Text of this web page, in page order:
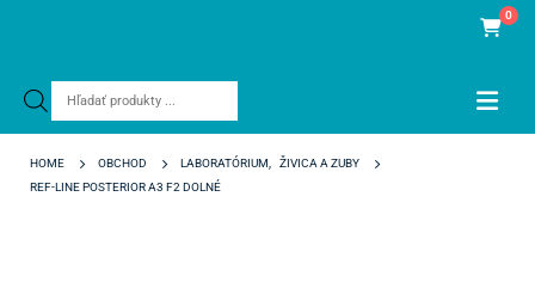
Products
0
HOME OBCHOD LABORATÓRIUM
ŽIVICA A ZUBY
REF-LINE POSTERIOR A3 F2 DOLNÉ